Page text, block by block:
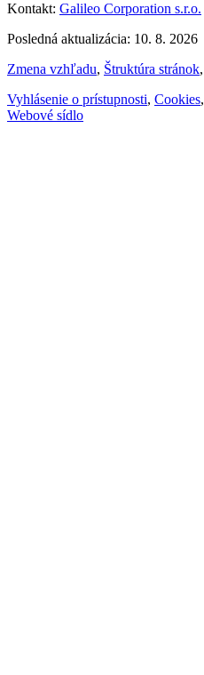
Kontakt: Galileo Corporation s.r.o.
Posledná aktualizácia: 10. 8. 2026
Zmena vzhľadu, Štruktúra stránok,
Vyhlásenie o prístupnosti, Cookies,
Webové sídlo